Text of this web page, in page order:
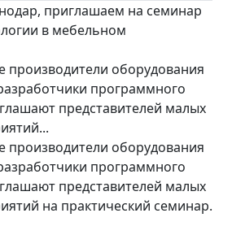
приглашаем на семинар
в мебельном
оборудования
программного
представителей малых
оборудования
программного
представителей малых
на практический семинар.